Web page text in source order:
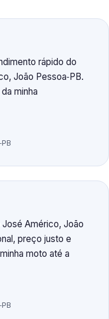
rápido do
João Pessoa‑PB.
minha
Américo, João
preço justo e
moto até a